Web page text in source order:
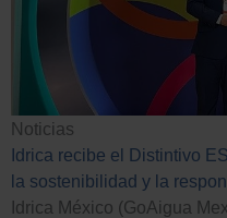
Noticias
Idrica recibe el Distintivo
la sostenibilidad y la
Idrica México (GoAigua